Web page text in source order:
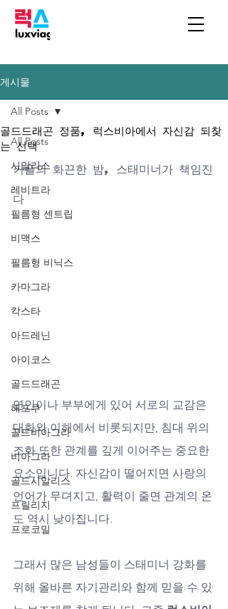
게시물
All Posts
시알리스
레비트라
필름형 센트립
비맥스
필름형 비닉스
카마그라
칵스타
아드레닌
아이코스
골드드래곤
해포쿠
골드비아그라
비아그라
골드시알리스
프릴리지
프로코밀
All Posts
골드드래곤 정품, 럭스비아에서 자신감 되찾
는 선택
커플의 화끈한 밤, 스태미너가 책임진
다
연인이나 부부에게 있어 서로의 교감은
대화와 이해에서 비롯되지만, 침대 위의
조화 또한 관계를 깊게 이어주는 중요한
요소입니다. 자신감이 떨어지면 사랑의
언어가 무뎌지고, 활력이 줄면 관계의 온
도 역시 낮아집니다.
그래서 많은 남성들이 스태미너 강화를
위해 올바른 자기관리와 함께 믿을 수 있